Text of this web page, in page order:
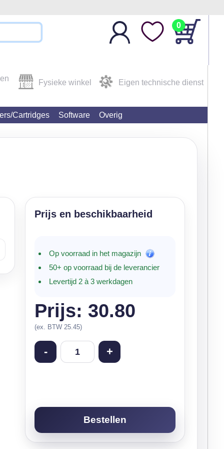
0
Fysieke winkel Eigen technische dienst
Cartridges Software Overig
Op voorraad in het magazijn
50+ op voorraad bij de leverancier
Levertijd 2 à 3 werkdagen
Prijs: 30.80
(ex. BTW 25.45)
- +
Bestellen